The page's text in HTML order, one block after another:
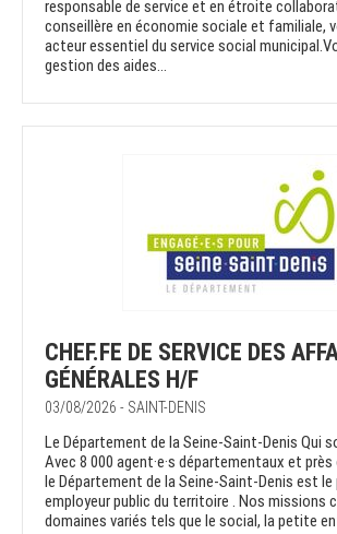
responsable de service et en étroite
conseillère en économie sociale et familiale,
acteur essentiel du service social
gestion des aides...
CHEF.FE DE SERVICE DES
GÉNÉRALES H/F
03/08/2026 - SAINT-DENIS
Le Département de la Seine-Saint-Denis Qui
Avec 8 000 agent·e·s départementaux et
le Département de la Seine-Saint-Denis est le
employeur public du territoire . Nos missions
domaines variés tels que le social, la petite